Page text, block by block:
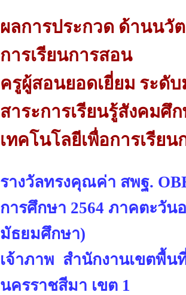
ผลการประกวด ด้านนวั
การเรียนการสอน
ครูผู้สอนยอดเยี่ยม ระดั
สาระการเรียนรู้สังคมศึ
เทคโนโลยีเพื่อการเรีย
รางวัลทรงคุณค่า สพฐ.
การศึกษา 2564 ภาคตะวัน
มัธยมศึกษา)
เจ้าภาพ สำนักงานเขตพื้น
นครราชสีมา เขต 1